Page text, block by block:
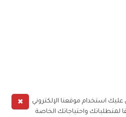
✖
استخدام موقعنا الإلكتروني
لمتطلباتك واحتياجاتك الخاصة